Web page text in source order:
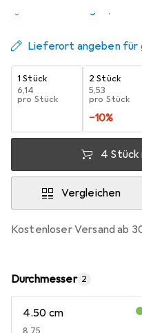
Benachrichtigen,
Lieferort angeben für
1 Stück
EUR
6,14
pro Stück
2 Stück
EUR
5,53
pro Stück
−10%
4 Stück
Vergleichen
Kostenloser Versand ab
Durchmesser 2
4.50 cm